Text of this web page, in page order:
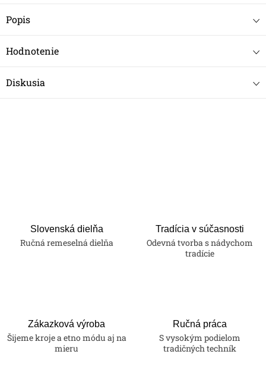
Popis
Hodnotenie
Diskusia
Slovenská dielňa
Ručná remeselná dielňa
Tradícia v súčasnosti
Odevná tvorba s nádychom
tradície
Zákazková výroba
Šijeme kroje a etno módu aj na
mieru
Ručná práca
S vysokým podielom
tradičných techník